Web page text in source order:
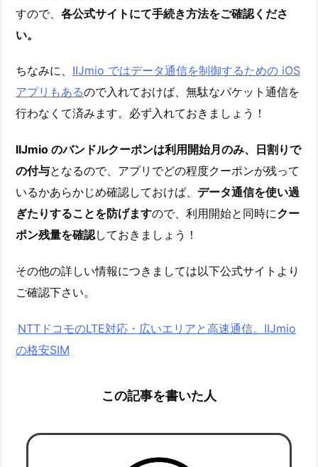
すので、 各公式サイトにて手続き方法をご確認くださ
い。
ちなみに、 IIJmio ではデータ通信を制御するための iOS
アプリもあるので入れておけば、無駄なパケット通信を
行わなくて済みます。必ず入れておきましょう！
IIJmio のバンドルクーポンは利用開始月のみ、日割りで
の付与となるので、アプリでどの程度クーポンが残って
いるかあらかじめ確認しておけば、 データ通信を使い過
ぎたりすることを防げますので、利用開始と同時にクー
ポン残量を確認しておきましょう！
その他の詳しい情報につきましては以下公式サイトより
ご確認下さい。
NTTドコモのLTE対応・広いエリアと高速通信。IIJmio
の格安SIM
この記事を書いた人